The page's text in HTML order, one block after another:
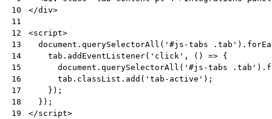
10
11
12
13
14
15
16
17
18
19
</div>
<script>
document . querySelectorAll ( '#js-tabs .tab' ).
tab . addEventListener( 'click' , () => {
document . querySelectorAll ( '#js-tabs .tab' ).
tab . classList . add ( 'tab-active' );
});
});
</script>